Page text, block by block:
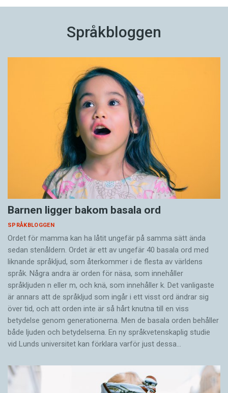
Språkbloggen
Barnen ligger bakom basala ord
SPRÅKBLOGGEN
Ordet för mamma kan ha låtit ungefär på samma sätt ända
sedan stenåldern. Ordet är ett av ungefär 40 basala ord med
liknande språkljud, som återkommer i de flesta av världens
språk. Några andra är orden för näsa, som innehåller
språkljuden n eller m, och knä, som innehåller k. Det vanligaste
är annars att de språkljud som ingår i ett visst ord ändrar sig
över tid, och att orden inte är så hårt knutna till en viss
betydelse genom generationerna. Men de basala orden behåller
både ljuden och betydelserna. En ny språkvetenskaplig studie
vid Lunds universitet kan förklara varför just dessa…